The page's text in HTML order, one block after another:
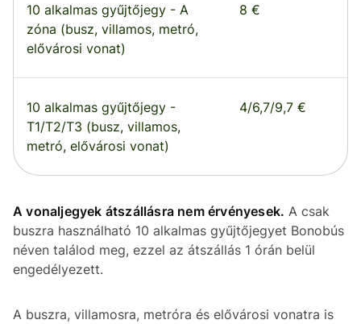
10 alkalmas gyűjtőjegy - A
zóna (busz, villamos, metró,
elővárosi vonat)
8 €
10 alkalmas gyűjtőjegy -
T1/T2/T3 (busz, villamos,
metró, elővárosi vonat)
4/6,7/9,7 €
A vonaljegyek átszállásra nem érvényesek. A csak
buszra használható 10 alkalmas gyűjtőjegyet Bonobús
néven találod meg, ezzel az átszállás 1 órán belül
engedélyezett.
A buszra, villamosra, metróra és elővárosi vonatra is